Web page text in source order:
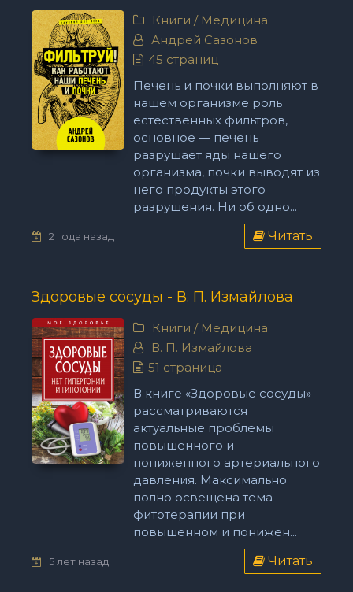
Книги / Медицина
Андрей Сазонов
45 страниц
Печень и почки выполняют в
нашем организме роль
естественных фильтров,
основное — печень
разрушает яды нашего
организма, почки выводят из
него продукты этого
разрушения. Ни об одно...
2 года назад Читать
Здоровые сосуды - В. П. Измайлова
Книги / Медицина
В. П. Измайлова
51 страница
В книге «Здоровые сосуды»
рассматриваются
актуальные проблемы
повышенного и
пониженного артериального
давления. Максимально
полно освещена тема
фитотерапии при
повышенном и понижен...
5 лет назад Читать